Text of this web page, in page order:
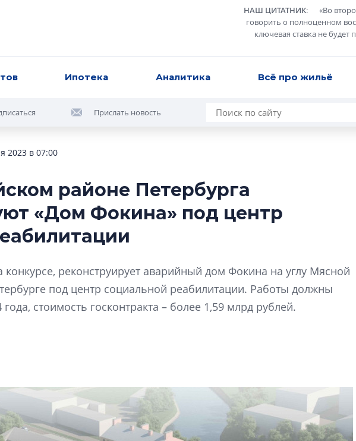
НАШ ЦИТАТНИК: «Во
говорить о полноценном
ключевая ставка не
Ипотека Аналитика Всё про жильё
Прислать новость
2023 в 07:00
районе Петербурга
«Дом Фокина» под центр
реконструирует аварийный дом Фокина на углу Мясной
под центр социальной реабилитации. Работы должны
стоимость госконтракта – более 1,59 млрд рублей.
строить и жить
В
центр